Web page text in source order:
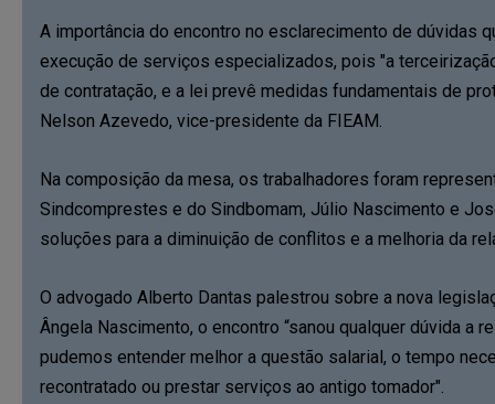
A importância do encontro no esclarecimento de dúvidas
execução de serviços especializados, pois "a
de contratação, e a lei prevê medidas fundamentais de
Nelson Azevedo, vice-presidente da FIEAM.
Na composição da mesa, os trabalhadores foram
Sindcomprestes e do Sindbomam, Júlio Nascimento e
soluções para a diminuição de conflitos e a melhoria da
O advogado Alberto Dantas palestrou sobre a nova
Ângela Nascimento, o encontro “sanou qualquer dúvida a
pudemos entender melhor a questão salarial, o tempo
recontratado ou prestar serviços ao antigo tomador".